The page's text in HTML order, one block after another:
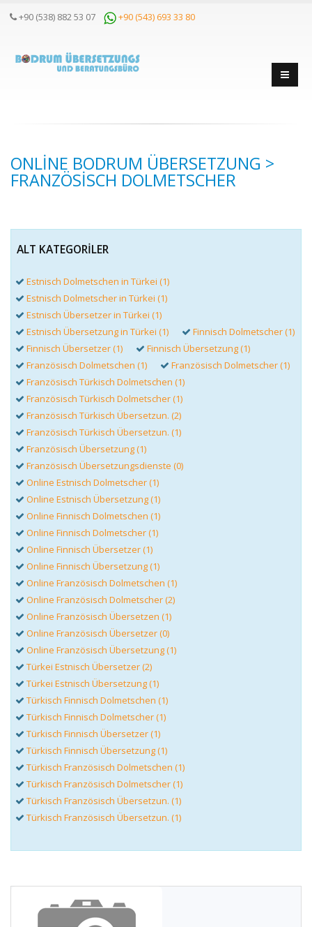
+90 (538) 882 53 07 +90 (543) 693 33 80
ONLINE BODRUM ÜBERSETZUNG >
FRANZÖSISCH DOLMETSCHER
ALT KATEGORILER
Estnisch Dolmetschen in Türkei (1)
Estnisch Dolmetscher in Türkei (1)
Estnisch Übersetzer in Türkei (1)
Estnisch Übersetzung in Türkei (1)
Finnisch Dolmetscher (1)
Finnisch Übersetzer (1)
Finnisch Übersetzung (1)
Französisch Dolmetschen (1)
Französisch Dolmetscher (1)
Französisch Türkisch Dolmetschen (1)
Französisch Türkisch Dolmetscher (1)
Französisch Türkisch Übersetzun. (2)
Französisch Türkisch Übersetzun. (1)
Französisch Übersetzung (1)
Französisch Übersetzungsdienste (0)
Online Estnisch Dolmetscher (1)
Online Estnisch Übersetzung (1)
Online Finnisch Dolmetschen (1)
Online Finnisch Dolmetscher (1)
Online Finnisch Übersetzer (1)
Online Finnisch Übersetzung (1)
Online Französisch Dolmetschen (1)
Online Französisch Dolmetscher (2)
Online Französisch Übersetzen (1)
Online Französisch Übersetzer (0)
Online Französisch Übersetzung (1)
Türkei Estnisch Übersetzer (2)
Türkei Estnisch Übersetzung (1)
Türkisch Finnisch Dolmetschen (1)
Türkisch Finnisch Dolmetscher (1)
Türkisch Finnisch Übersetzer (1)
Türkisch Finnisch Übersetzung (1)
Türkisch Französisch Dolmetschen (1)
Türkisch Französisch Dolmetscher (1)
Türkisch Französisch Übersetzun. (1)
Türkisch Französisch Übersetzun. (1)